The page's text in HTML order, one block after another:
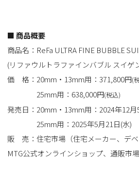
■ 商品概要
商品名：ReFa ULTRA FINE BUBBLE
(リファウルトラファインバブル スイゲ
価 格：20mm・13mm用：371,800円(
25mm用：638,000円(税込)
発売日：20mm・13mm用：2024年12月
25mm用：2025年5月21日(水)
販 売：住宅市場（住宅メーカー、デベ
MTG公式オンラインショップ、通販市